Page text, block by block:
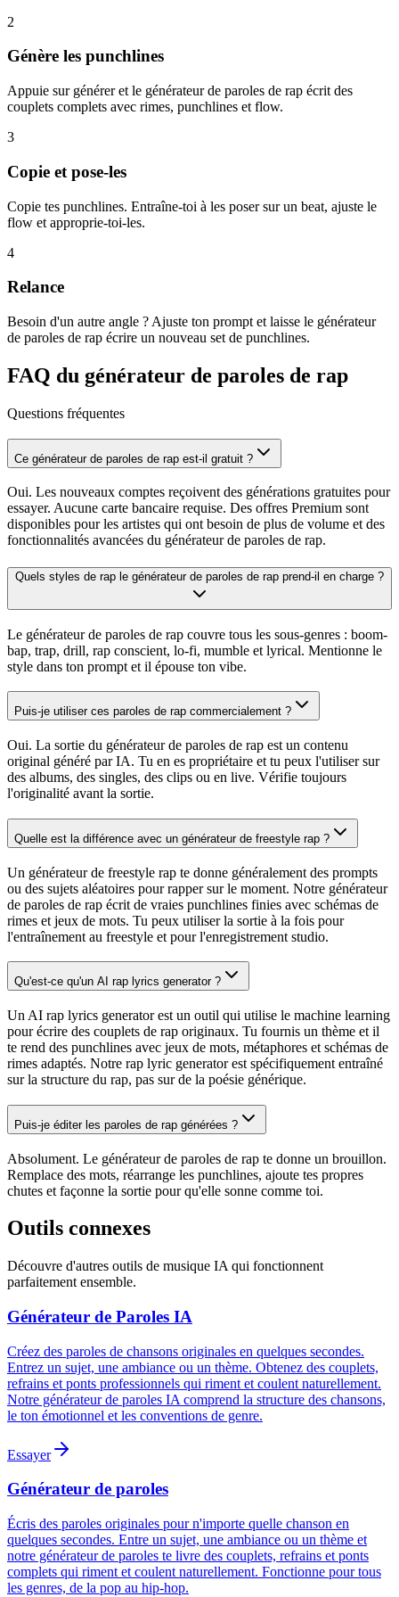
2
Génère les punchlines
Appuie sur générer et le générateur de paroles de rap écrit des
couplets complets avec rimes, punchlines et flow.
3
Copie et pose-les
Copie tes punchlines. Entraîne-toi à les poser sur un beat, ajuste le
flow et approprie-toi-les.
4
Relance
Besoin d'un autre angle ? Ajuste ton prompt et laisse le générateur
de paroles de rap écrire un nouveau set de punchlines.
FAQ du générateur de paroles de rap
Questions fréquentes
Ce générateur de paroles de rap est-il gratuit ?
Oui. Les nouveaux comptes reçoivent des générations gratuites pour
essayer. Aucune carte bancaire requise. Des offres Premium sont
disponibles pour les artistes qui ont besoin de plus de volume et des
fonctionnalités avancées du générateur de paroles de rap.
Quels styles de rap le générateur de paroles de rap prend-il en charge ?
Le générateur de paroles de rap couvre tous les sous-genres : boom-
bap, trap, drill, rap conscient, lo-fi, mumble et lyrical. Mentionne le
style dans ton prompt et il épouse ton vibe.
Puis-je utiliser ces paroles de rap commercialement ?
Oui. La sortie du générateur de paroles de rap est un contenu
original généré par IA. Tu en es propriétaire et tu peux l'utiliser sur
des albums, des singles, des clips ou en live. Vérifie toujours
l'originalité avant la sortie.
Quelle est la différence avec un générateur de freestyle rap ?
Un générateur de freestyle rap te donne généralement des prompts
ou des sujets aléatoires pour rapper sur le moment. Notre générateur
de paroles de rap écrit de vraies punchlines finies avec schémas de
rimes et jeux de mots. Tu peux utiliser la sortie à la fois pour
l'entraînement au freestyle et pour l'enregistrement studio.
Qu'est-ce qu'un AI rap lyrics generator ?
Un AI rap lyrics generator est un outil qui utilise le machine learning
pour écrire des couplets de rap originaux. Tu fournis un thème et il
te rend des punchlines avec jeux de mots, métaphores et schémas de
rimes adaptés. Notre rap lyric generator est spécifiquement entraîné
sur la structure du rap, pas sur de la poésie générique.
Puis-je éditer les paroles de rap générées ?
Absolument. Le générateur de paroles de rap te donne un brouillon.
Remplace des mots, réarrange les punchlines, ajoute tes propres
chutes et façonne la sortie pour qu'elle sonne comme toi.
Outils connexes
Découvre d'autres outils de musique IA qui fonctionnent
parfaitement ensemble.
Générateur de Paroles IA
Créez des paroles de chansons originales en quelques secondes.
Entrez un sujet, une ambiance ou un thème. Obtenez des couplets,
refrains et ponts professionnels qui riment et coulent naturellement.
Notre générateur de paroles IA comprend la structure des chansons,
le ton émotionnel et les conventions de genre.
Essayer
Générateur de paroles
Écris des paroles originales pour n'importe quelle chanson en
quelques secondes. Entre un sujet, une ambiance ou un thème et
notre générateur de paroles te livre des couplets, refrains et ponts
complets qui riment et coulent naturellement. Fonctionne pour tous
les genres, de la pop au hip-hop.